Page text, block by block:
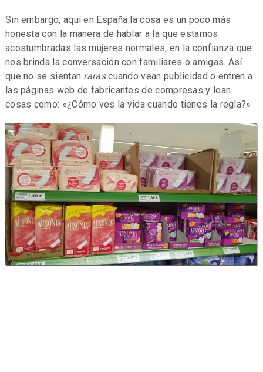
Sin embargo, aquí en España la cosa es un poco más
honesta con la manera de hablar a la que estamos
acostumbradas las mujeres normales, en la confianza que
nos brinda la conversación con familiares o amigas. Así
que no se sientan rarascuando vean publicidad o entren a
las páginas web de fabricantes de compresas y lean
cosas como: «¿Cómo ves la vida cuando tienes la regla?»